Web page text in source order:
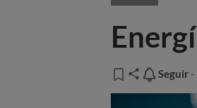
Seguir
Seguir -